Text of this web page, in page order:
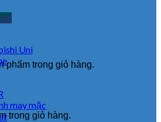
ký
phẩm trong giỏ hàng.
trong giỏ hàng.
Uni
may mặc